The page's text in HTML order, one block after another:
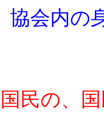
協会内の
民の、